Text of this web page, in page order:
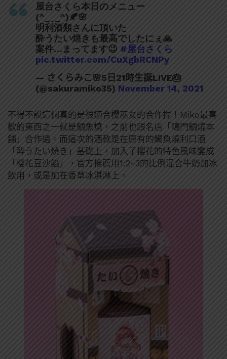
屋台さくら本日のメニュー
(^_ ̫ _^)🍂🌸
明利酒類さんに頂いた
酔うたい焼きも最高でしたにぇ🙏
案件…まってます😉 #屋台さくら
pic.twitter.com/CuXgbRCNPy
— さくらみこ🌸5日21時生誕LIVE🎂
(@sakuramiko35) November 14, 2021
不得不說這個真的是很適合櫻巫女的合作捏！Miko最喜
歡的東西之一就是鯛魚燒，之前也跟名店「鳴門鯛燒本
舗」合作過。而這次的酒款是在原有的鯛魚燒利口酒
「酔うたい焼き」基礎上，加入了櫻花的特色風味變成
「櫻花豆沙餡」，官方推薦用1:2~3的比例混合牛奶加冰
飲用，或是加在香草冰淇淋上。